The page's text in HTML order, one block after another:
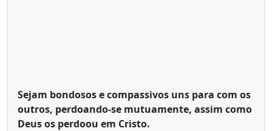
Sejam bondosos e compassivos uns para com os
outros, perdoando-se mutuamente, assim como
Deus os perdoou em Cristo.